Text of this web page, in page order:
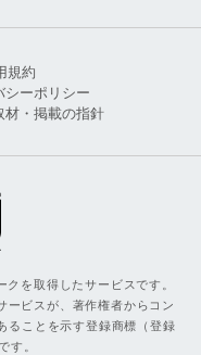
規約
シーポリシー
材・掲載の指針
を取得したサービスです。
ービスが、著作権者からコン
ることを示す登録商標（登録
す。